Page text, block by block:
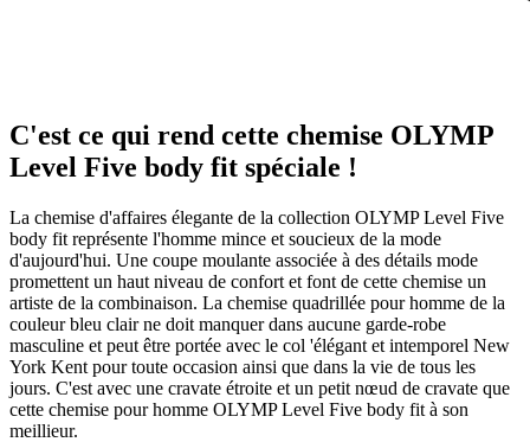
C'est ce qui rend cette chemise OLYMP
Level Five body fit spéciale !
La chemise d'affaires élegante de la collection OLYMP Level Five
body fit représente l'homme mince et soucieux de la mode
d'aujourd'hui. Une coupe moulante associée à des détails mode
promettent un haut niveau de confort et font de cette chemise un
artiste de la combinaison. La chemise quadrillée pour homme de la
couleur bleu clair ne doit manquer dans aucune garde-robe
masculine et peut être portée avec le col 'élégant et intemporel New
York Kent pour toute occasion ainsi que dans la vie de tous les
jours. C'est avec une cravate étroite et un petit nœud de cravate que
cette chemise pour homme OLYMP Level Five body fit à son
meillieur.